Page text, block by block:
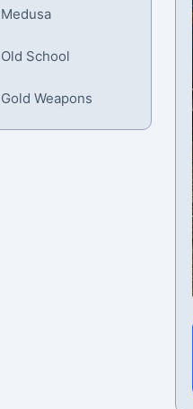
School
Weapons